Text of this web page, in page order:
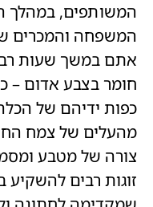
המשותפים, במהלך
המשפחה והמכרים
אתם במשך שעות
חומר בצבע אדום –
כפות ידיהם של
מהעלים של צמח
צורה של מטבע
זוגות רבים להשקיע